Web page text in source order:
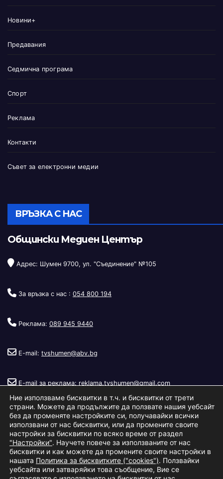
Новини+
Предавания
Седмична програма
Спорт
Реклама
Контакти
Съвет за електронни медии
ВРЪЗКА С НАС
Общински Медиен Център
Адрес: Шумен 9700, ул. "Съединение" №105
За връзка с нас : 054 800 194
Реклама: 089 945 9440
E-mail: tvshumen@abv.bg
E-mail за реклама: reklama.tvshumen@gmail.com
Copyright © 2026Телевизия Шумен.|Изработка: S.I.T Solutions
Ltd.
Ние използваме бисквитки в т.ч. и бисквитки от трети
страни. Можете да продължите да ползвате нашия уебсайт
без да променяте настройките си, получавайки всички
използвани от нас бисквитки, или да промените своите
настройки за бисквитки по всяко време от раздел
"Настройки". Научете повече за използваните от нас
бисквитки и как можете да промените своите настройки в
нашата Политика за бисквитките ("cookies"). Ползвайки
уебсайта или затваряйки това съобщение, Вие се